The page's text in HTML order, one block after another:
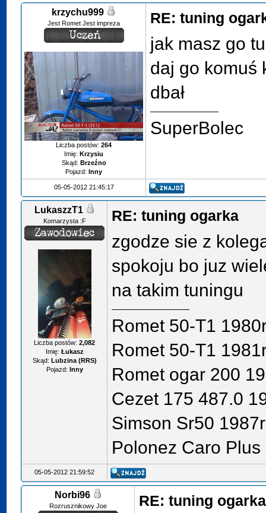
krzychu999
Jest Romet Jest impreza
Liczba postów:264
Imię: Krzysiu
Skąd: Brzeźno
Pojazd: Inny
RE: tuning
jak masz go
daj go komuś
dbał
SuperBolec
05-05-2012 21:45:17
LukaszzT1
Komarzysta :F
Liczba postów:2,082
Imię: Łukasz
Skąd: Lubzina (RRS)
Pojazd: Inny
RE: tuning ogarka
zgodze sie z
spokoju bo juz
na takim tuningu
Romet 50-T1
Romet 50-T1
Romet ogar 200
Cezet 175 487.0
Simson Sr50 1987r
Polonez Caro
05-05-2012 21:59:52
Norbi96
Rozrusznikowy Joe RE: tuning ogarka